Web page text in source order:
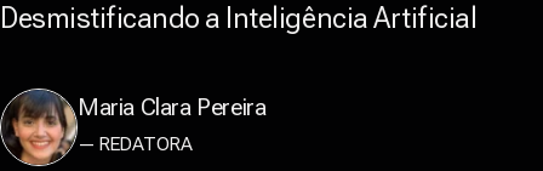
Desmistificando a Inteligência Artificial
Maria Clara Pereira
— REDATORA